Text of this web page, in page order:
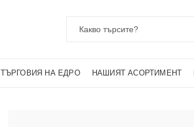
ТЪРГОВИЯ НА ЕДРО НАШИЯТ АСОРТИМЕНТ